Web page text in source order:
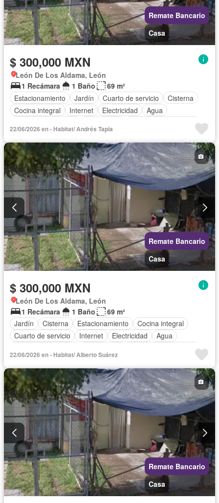
Remate Bancario
Casa
$ 300,000 MXN
León De Los Aldama, León
1 Recámara
1 Baño
69 m²
Estacionamiento
Jardín Cuarto de servicio
Cisterna
Cocina integral
Internet Electricidad
Agua
Wifi
Permite mascotas
Permite niños
Parcialmente amueblado
22/06/2026 en - Habitat/ Andrés Tapia
Remate Bancario
Casa
$ 300,000 MXN
León De Los Aldama, León
1 Recámara
1 Baño
69 m²
Jardín
Cisterna Estacionamiento
Cocina integral
Cuarto de servicio
Internet Electricidad
Agua
Wifi
Permite mascotas
Permite niños
Parcialmente amueblado
22/06/2026 en - Habitat/ Alberto Suárez
Remate Bancario
Casa